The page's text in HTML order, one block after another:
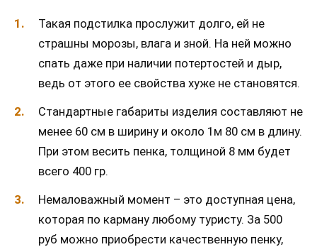
Такая подстилка прослужит долго, ей не
страшны морозы, влага и зной. На ней можно
спать даже при наличии потертостей и дыр,
ведь от этого ее свойства хуже не становятся.
Стандартные габариты изделия составляют не
менее 60 см в ширину и около 1м 80 см в длину.
При этом весить пенка, толщиной 8 мм будет
всего 400 гр.
Немаловажный момент – это доступная цена,
которая по карману любому туристу. За 500
руб можно приобрести качественную пенку,